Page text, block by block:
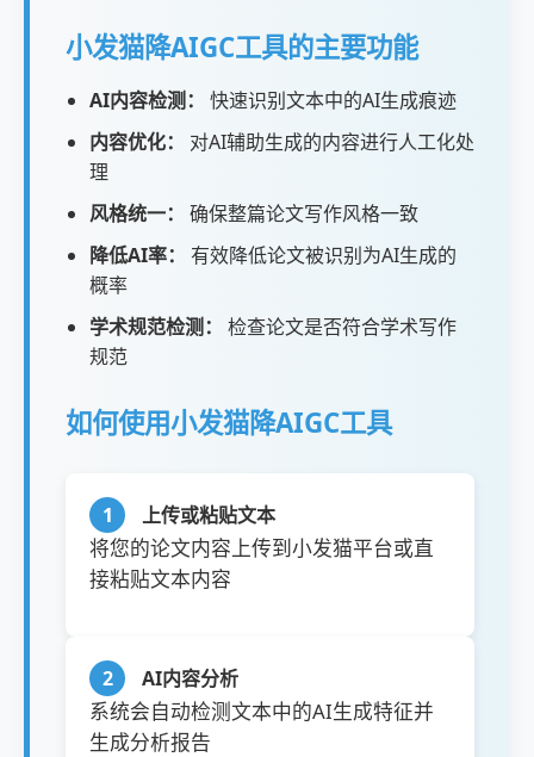
小发猫降AIGC工具的主要功能
AI内容检测：
快速识别文本中的AI生成痕迹
内容优化：
对AI辅助生成的内容进行人工化处
理
风格统一：
确保整篇论文写作风格一致
降低AI率：
有效降低论文被识别为AI生成的
概率
学术规范检测：
检查论文是否符合学术写作
规范
如何使用小发猫降AIGC工具
1 上传或粘贴文本
将您的论文内容上传到小发猫平台或直
接粘贴文本内容
2 AI内容分析
系统会自动检测文本中的AI生成特征并
生成分析报告